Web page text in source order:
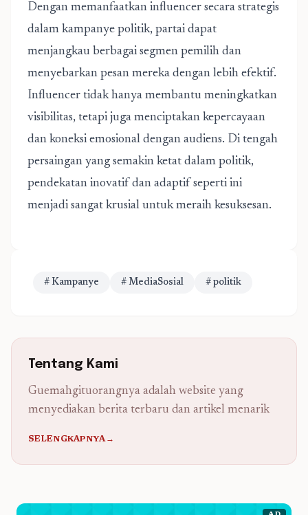
Dengan memanfaatkan influencer secara strategis
dalam kampanye politik, partai dapat
menjangkau berbagai segmen pemilih dan
menyebarkan pesan mereka dengan lebih efektif.
Influencer tidak hanya membantu meningkatkan
visibilitas, tetapi juga menciptakan kepercayaan
dan koneksi emosional dengan audiens. Di tengah
persaingan yang semakin ketat dalam politik,
pendekatan inovatif dan adaptif seperti ini
menjadi sangat krusial untuk meraih kesuksesan.
# Kampanye # MediaSosial # politik
Tentang Kami
Guemahgituorangnya adalah website yang
menyediakan berita terbaru dan artikel menarik
SELENGKAPNYA→